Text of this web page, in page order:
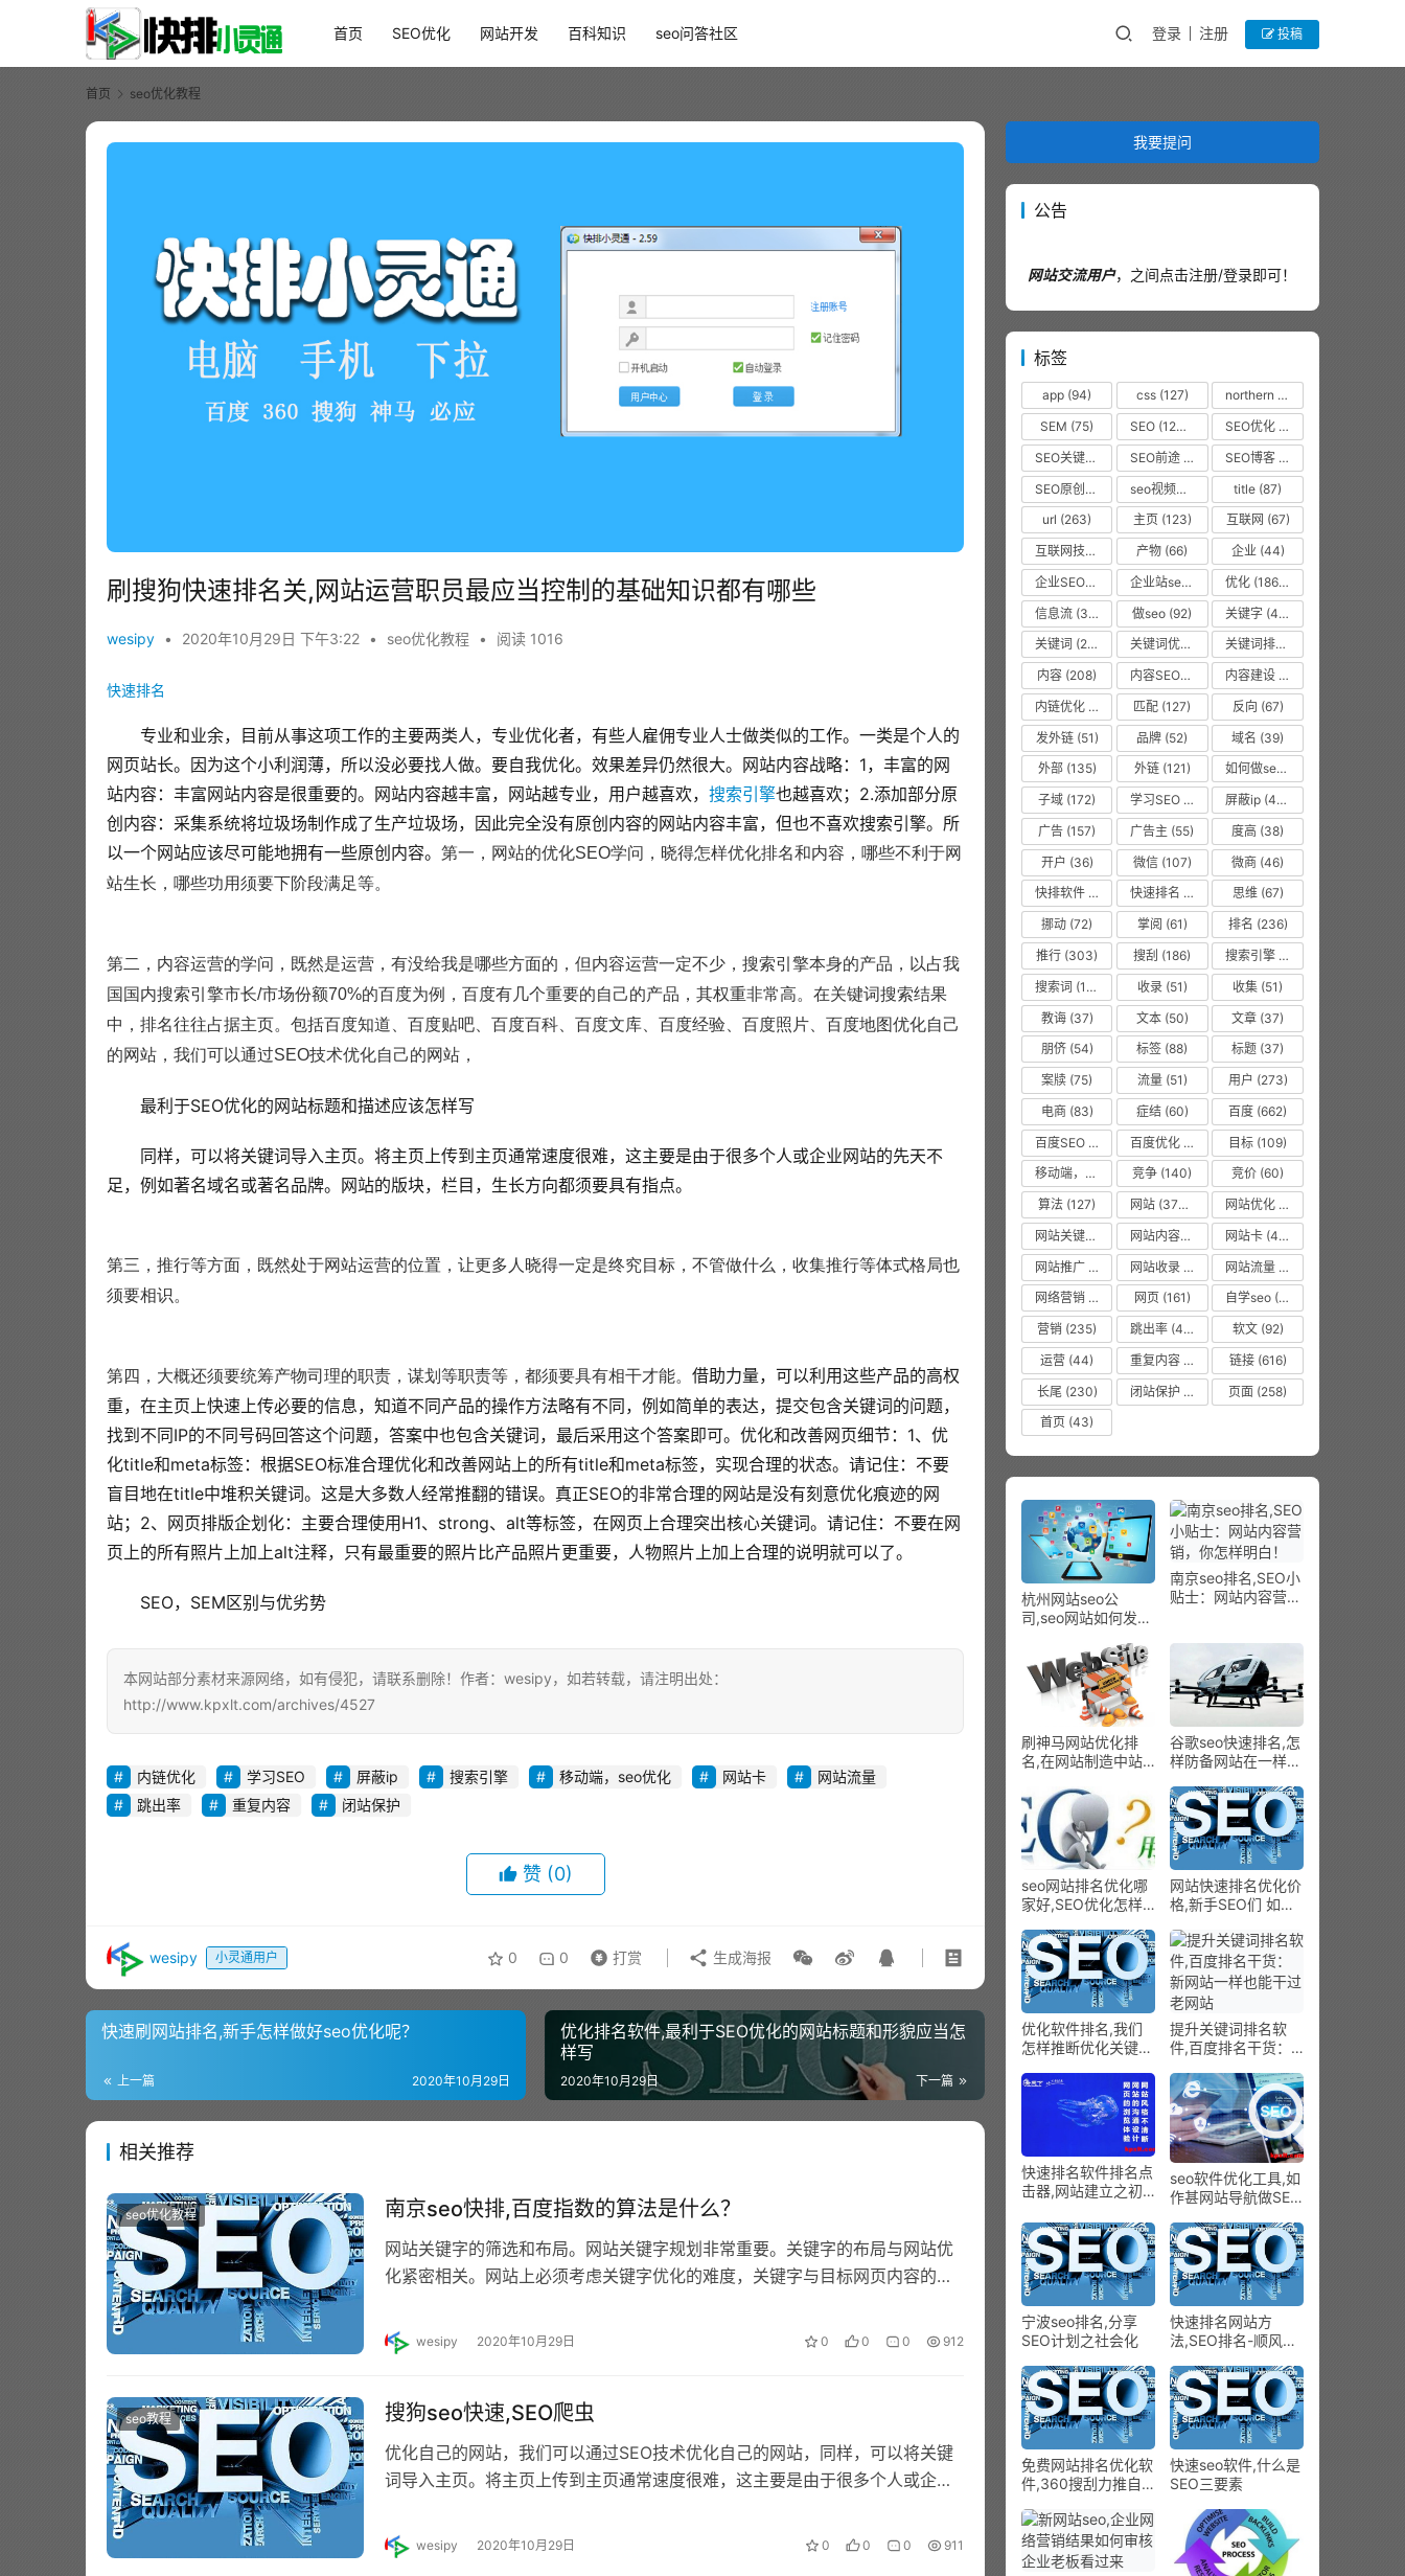
首页 SEO优化 网站开发 百科知识 seo问答社区 登录 注册 投稿
首页 seo优化教程
刷搜狗快速排名关,网站运营职员最应当控制的基础知识都有哪些
wesipy • 2020年10月29日 下午3:22 • seo优化教程 • 阅读 1016
快速排名
专业和业余，目前从事这项工作的主要两类人，专业优化者，有些人雇佣专业人士做类似的工作。一类是个人的
网页站长。因为这个小利润薄，所以没必要找人做。要自我优化。效果差异仍然很大。网站内容战略：1，丰富的网
站内容：丰富网站内容是很重要的。网站内容越丰富，网站越专业，用户越喜欢， 搜索引擎也越喜欢；2.添加部分原
创内容：采集系统将垃圾场制作成了生产垃圾场，因此完全没有原创内容的网站内容丰富，但也不喜欢搜索引擎。所
以一个网站应该尽可能地拥有一些原创内容。 第一，网站的优化SEO学问，晓得怎样优化排名和内容，哪些不利于网
站生长，哪些功用须要下阶段满足等。
第二，内容运营的学问，既然是运营，有没给我是哪些方面的，但内容运营一定不少，搜索引擎本身的产品，以占我
国国内搜索引擎市长/市场份额70%的百度为例，百度有几个重要的自己的产品，其权重非常高。在关键词搜索结果
中，排名往往占据主页。包括百度知道、百度贴吧、百度百科、百度文库、百度经验、百度照片、百度地图优化自己
的网站，我们可以通过SEO技术优化自己的网站，
最利于SEO优化的网站标题和描述应该怎样写
同样，可以将关键词导入主页。将主页上传到主页通常速度很难，这主要是由于很多个人或企业网站的先天不
足，例如著名域名或著名品牌。网站的版块，栏目，生长方向都须要具有指点。
第三，推行等方面，既然处于网站运营的位置，让更多人晓得一定是终究目标，不管做什么，收集推行等体式格局也
须要相识。
第四，大概还须要统筹产物司理的职责，谋划等职责等，都须要具有相干才能。 借助力量，可以利用这些产品的高权
重，在主页上快速上传必要的信息，知道不同产品的操作方法略有不同，例如简单的表达，提交包含关键词的问题，
找到不同IP的不同号码回答这个问题，答案中也包含关键词，最后采用这个答案即可。优化和改善网页细节：1、优
化title和meta标签：根据SEO标准合理优化和改善网站上的所有title和meta标签，实现合理的状态。请记住：不要
盲目地在title中堆积关键词。这是大多数人经常推翻的错误。真正SEO的非常合理的网站是没有刻意优化痕迹的网
站；2、网页排版企划化：主要合理使用H1、strong、alt等标签，在网页上合理突出核心关键词。请记住：不要在网
页上的所有照片上加上alt注释，只有最重要的照片比产品照片更重要，人物照片上加上合理的说明就可以了。
SEO，SEM区别与优劣势
本网站部分素材来源网络，如有侵犯，请联系删除！作者：wesipy，如若转载，请注明出处：
http://www.kpxlt.com/archives/4527
内链优化 学习SEO 屏蔽ip 搜索引擎 移动端，seo优化 网站卡
网站流量
跳出率
重复内容 闭站保护
赞 (0)
wesipy 小灵通用户 0 0 打赏 生成海报
快速刷网站排名,新手怎样做好seo优化呢？
上一篇 2020年10月29日
优化排名软件,最利于SEO优化的网站标题和形貌应当怎
样写
下一篇
2020年10月29日
相关推荐
seo优化教程 南京seo快排,百度指数的算法是什么？
网站关键字的筛选和布局。网站关键字规划非常重要。关键字的布局与网站优
化紧密相关。网站上必须考虑关键字优化的难度，关键字与目标网页内容的相
wesipy 2020年10月29日 0 0 0 912
seo教程 搜狗seo快速,SEO爬虫
优化自己的网站，我们可以通过SEO技术优化自己的网站，同样，可以将关键
词导入主页。将主页上传到主页通常速度很难，这主要是由于很多个人或企业
wesipy 2020年10月29日 0 0 0 911
我要提问
公告
网站交流用户，之间点击注册/登录即可！
标签
app (94) css(127) northern
SEM (75) SEO (12320) SEO优化
SEO关键词
SEO前途 SEO博客
SEO原创文章
(63) seo视频教程 title (87)
url (263) 主页(123) 互联网 (67)
互联网技术从业者
(55)
产物 (66) 企业(44)
企业SEO培训
(48) 企业站seo(35) 优化 (1866)
信息流 (37) 做seo (92) 关键字 (468)
关键词 (2010) 关键词优化 关键词排名
内容 (208) 内容SEO优化 (70)内容建设
内链优化
匹配 (127) 反向 (67)
发外链(51) 品牌 (52) 域名 (39)
外部(135) 外链(121) 如何做seo优化
子域 (172) 学习SEO 屏蔽ip (475)
广告 (157) 广告主 (55) 度高 (38)
开户 (36) 微信(107) 微商 (46)
快排软件
快速排名 思维(67)
挪动 (72) 掌阅 (61) 排名 (236)
推行 (303) 搜刮 (186) 搜索引擎
搜索词 (156) 收录(51) 收集 (51)
教诲(37) 文本(50) 文章 (37)
朋侪(54) 标签 (88) 标题 (37)
案牍 (75) 流量(51) 用户 (273)
电商(83) 症结(60) 百度 (662)
百度SEO
百度优化 目标 (109)
移动端，seo优化
(475)
竞争 (140) 竞价 (60)
算法 (127) 网站 (3750) 网站优化
网站关键词
网站内容更新 (36)网站卡 (475)
网站推广
网站收录 网站流量
网络营销
网页(161) 自学seo (50)
营销 (235) 跳出率 (479) 软文(92)
运营 (44) 重复内容 链接(616)
长尾 (230) 闭站保护 页面 (258)
首页 (43)
杭州网站seo公
司,seo网站如何发掘
南京seo排名,SEO小
贴士：网站内容营
刷神马网站优化排
名,在网站制造中站
谷歌seo快速排名,怎
样防备网站在一样平
权？
seo网站排名优化哪
家好,SEO优化怎样
网站快速排名优化价
格,新手SEO们 如果
踏入SEO行业
优化软件排名,我们
怎样推断优化关键词
提升关键词排名软
件,百度排名干货：
老网站
快速排名软件排名点
击器,网站建立之初
seo软件优化工具,如
作甚网站导航做SEO
宁波seo排名,分享
SEO计划之社会化
快速排名网站方
法,SEO排名-顺风车
刀刺向搭客
免费网站排名优化软
件,360搜刮力推自
讽行业乱象太“坏”?
快速seo软件,什么是
SEO三要素